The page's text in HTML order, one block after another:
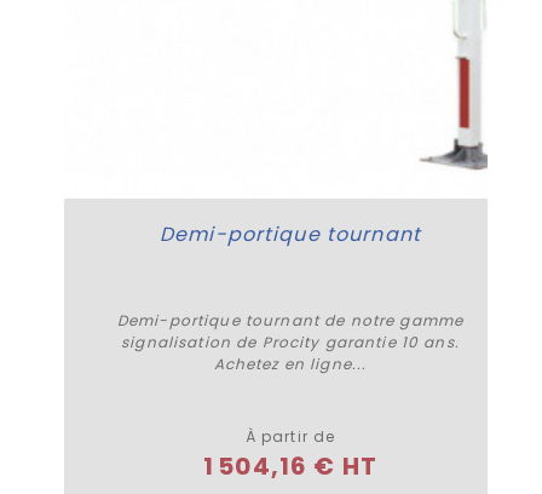
Demi-portique tournant
Demi-portique tournant de notre gamme
signalisation de Procity garantie 10 ans.
Achetez en ligne...
À partir de
1 504,16 € HT